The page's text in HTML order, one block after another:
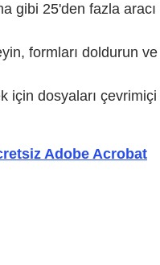
gibi 25'den fazla aracı
formları doldurun ve
için dosyaları çevrimiçi
Adobe Acrobat